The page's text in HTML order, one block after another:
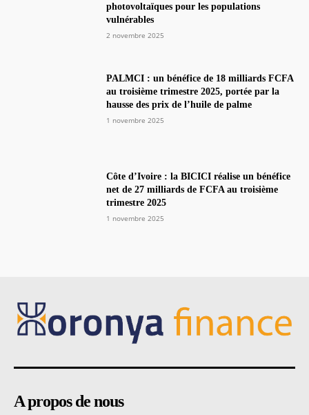
photovoltaïques pour les populations
vulnérables
2 novembre 2025
PALMCI : un bénéfice de 18 milliards FCFA
au troisième trimestre 2025, portée par la
hausse des prix de l’huile de palme
1 novembre 2025
Côte d’Ivoire : la BICICI réalise un bénéfice
net de 27 milliards de FCFA au troisième
trimestre 2025
1 novembre 2025
A propos de nous